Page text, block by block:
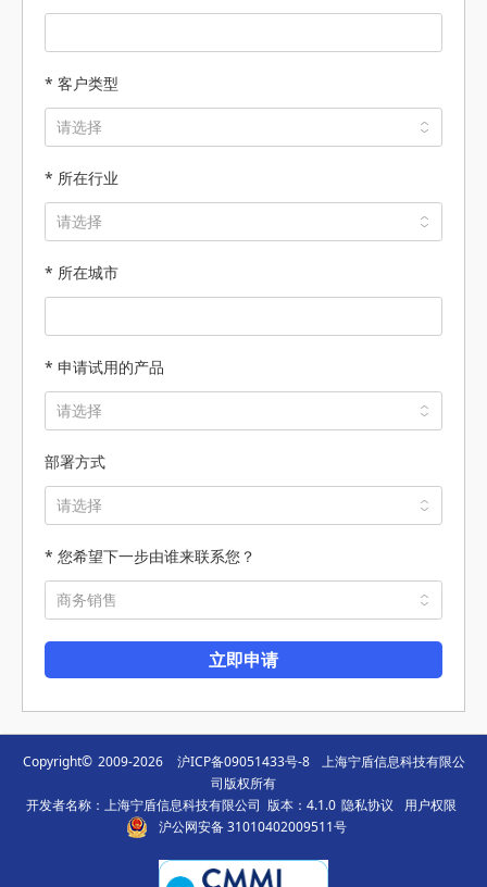
* 客户类型
* 所在行业
* 所在城市
* 申请试用的产品
部署方式
* 您希望下一步由谁来联系您？
立即申请
Copyright© 2009-2026 沪ICP备09051433号-8
上海宁盾信息科技有限公
司版权所有
开发者名称：上海宁盾信息科技有限公司 版本：4.1.0 隐私协议
用户权限
沪公网安备 31010402009511号